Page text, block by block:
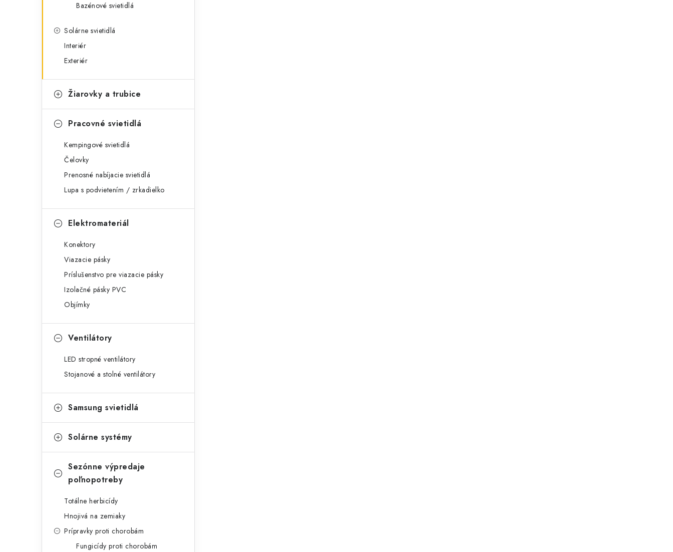
Bazénové svietidlá
Solárne svietidlá
Interiér
Exteriér
Žiarovky a trubice
Pracovné svietidlá
Kempingové svietidlá
Čelovky
Prenosné nabíjacie svietidlá
Lupa s podvietením / zrkadielko
Elektromateriál
Konektory
Viazacie pásky
Príslušenstvo pre viazacie pásky
Izolačné pásky PVC
Objímky
Ventilátory
LED stropné ventilátory
Stojanové a stolné ventilátory
Samsung svietidlá
Solárne systémy
Sezónne výpredaje
poľnopotreby
Totálne herbicídy
Hnojivá na zemiaky
Prípravky proti chorobám
Fungicídy proti chorobám